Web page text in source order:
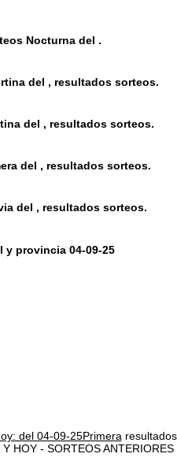
Nocturna del .
del , resultados sorteos.
del , resultados sorteos.
del , resultados sorteos.
del , resultados sorteos.
y provincia 04-09-25
del 04-09-25Primera resultados
HOY - SORTEOS ANTERIORES